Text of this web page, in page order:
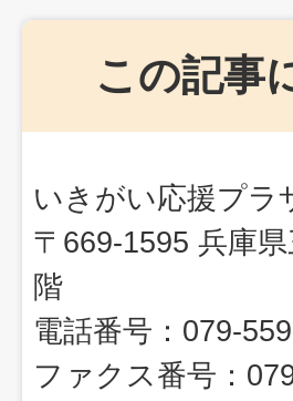
この記事
いきがい応援プラ
〒669-1595 兵庫
階
電話番号：079-
ファクス番号：